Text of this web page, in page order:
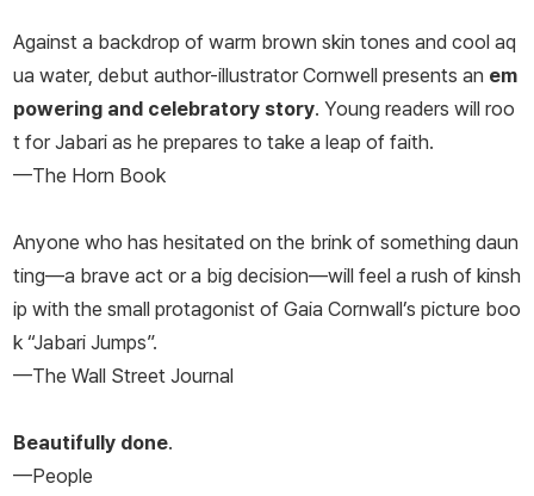
Against a backdrop of warm brown skin tones and cool aq
ua water, debut author-illustrator Cornwell presents an em
powering and celebratory story. Young readers will roo
t for Jabari as he prepares to take a leap of faith.
—The Horn Book
Anyone who has hesitated on the brink of something daun
ting—a brave act or a big decision—will feel a rush of kinsh
ip with the small protagonist of Gaia Cornwall’s picture boo
k “Jabari Jumps”.
—The Wall Street Journal
Beautifully done.
—People